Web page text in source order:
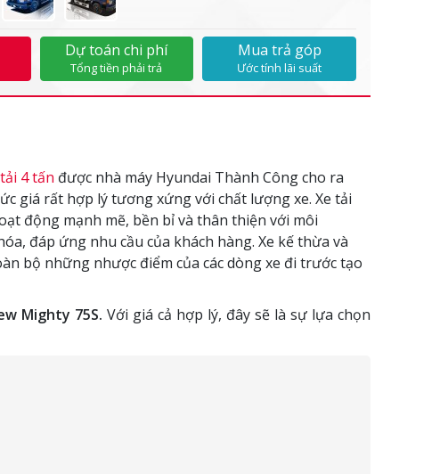
Dự toán chi phí
Tổng tiền phải trả
Mua trả góp
Ước tính lãi suất
4 tấn được nhà máy Hyundai Thành Công cho ra
giá rất hợp lý tương xứng với chất lượng xe. Xe tải
động mạnh mẽ, bền bỉ và thân thiện với môi
đáp ứng nhu cầu của khách hàng. Xe kế thừa và
bộ những nhược điểm của các dòng xe đi trước tạo
Mighty 75S. Với giá cả hợp lý, đây sẽ là sự lựa chọn